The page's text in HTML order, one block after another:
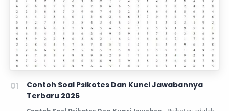
Contoh Soal Psikotes Dan Kunci Jawabannya
Terbaru 2026